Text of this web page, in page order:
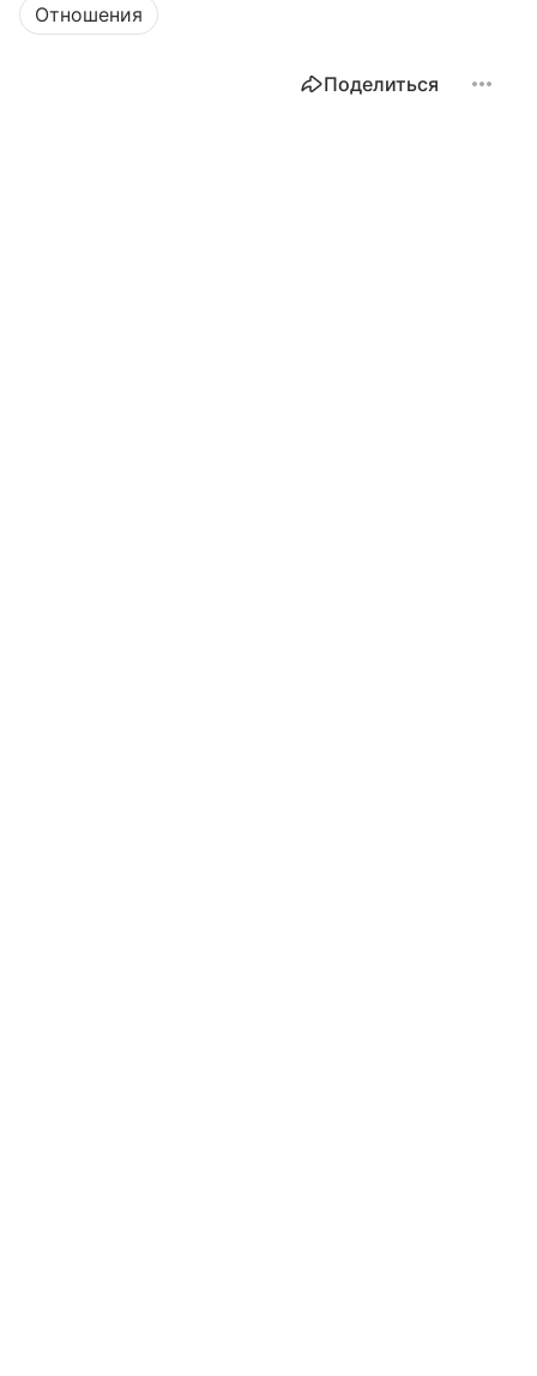
Отношения
Поделиться